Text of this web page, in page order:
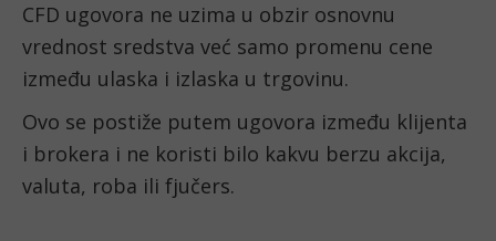
CFD ugovora ne uzima u obzir osnovnu
vrednost sredstva već samo promenu cene
između ulaska i izlaska u trgovinu.
Ovo se postiže putem ugovora između klijenta
i brokera i ne koristi bilo kakvu berzu akcija,
valuta, roba ili fjučers.